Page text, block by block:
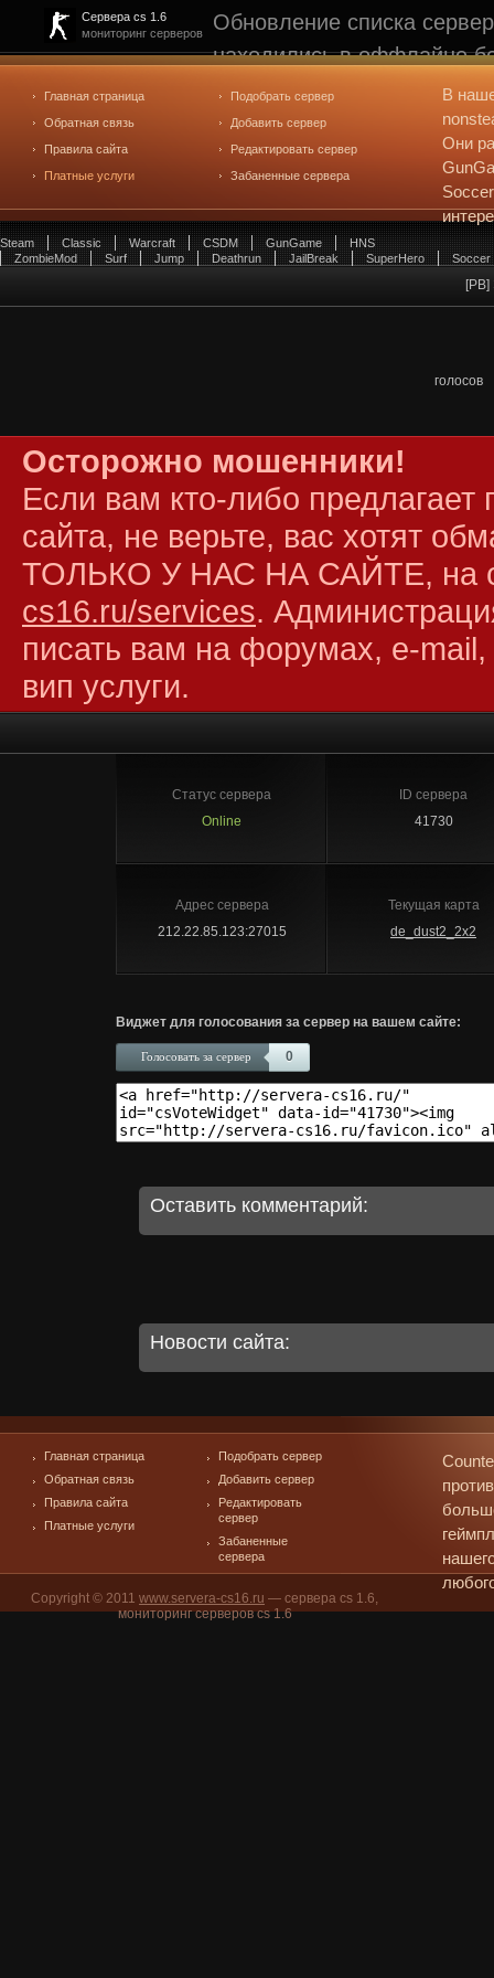
Сервера cs 1.6
мониторинг серверов
Обновление списка
находились в оффлайне
рейтинге не участвуют.
редактирования
.
Главная страница
Обратная связь
Правила сайта
Платные услуги
Подобрать сервер
Добавить сервер
Редактировать сервер
Забаненные сервера
В
Они
Steam Classic Warcraft CSDM GunGame
HNS
ZombieMod
Surf Jump Deathrun JailBreak SuperHero Soccer
голосов
Осторожно мошенники!
Если вам кто-либо
сайта, не верьте, вас хотят
ТОЛЬКО У НАС НА САЙТЕ, на
cs16.ru/services.
писать вам на форумах, e-mail,
вип услуги.
Статус сервера
Online
ID сервера
41730
Адрес сервера
212.22.85.123:27015
Текущая карта
de_dust2_2x2
Виджет для голосования за сервер на вашем сайте:
0
Голосовать за сервер
Оставить комментарий:
Новости сайта:
Главная страница
Обратная связь
Правила сайта
Платные услуги
Подобрать сервер
Добавить сервер
Редактировать
сервер
Забаненные
сервера
Copyright © 2011 www.servera-cs16.ru — сервера cs 1.6,
мониторинг серверов cs 1.6